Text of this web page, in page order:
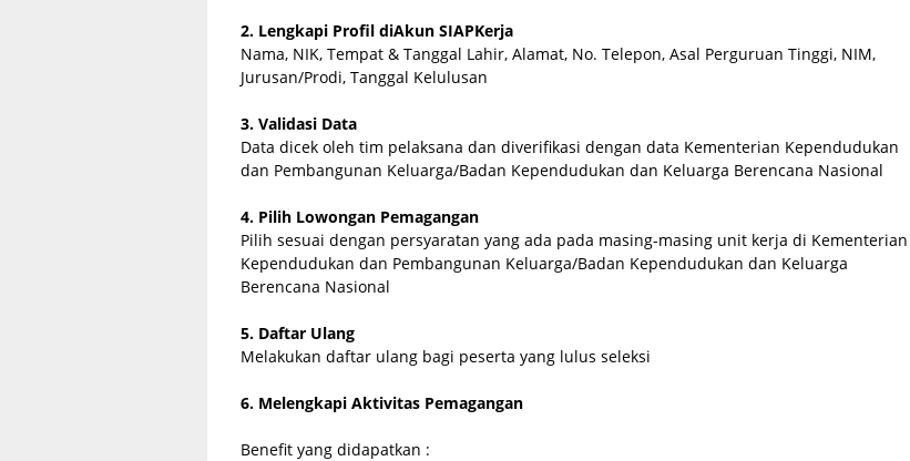
2. Lengkapi Profil diAkun SIAPKerja
Nama, NIK, Tempat & Tanggal Lahir, Alamat, No. Telepon, Asal Perguruan Tinggi, NIM,
Jurusan/Prodi, Tanggal Kelulusan
3. Validasi Data
Data dicek oleh tim pelaksana dan diverifikasi dengan data Kementerian Kependudukan
dan Pembangunan Keluarga/Badan Kependudukan dan Keluarga Berencana Nasional
4. Pilih Lowongan Pemagangan
Pilih sesuai dengan persyaratan yang ada pada masing-masing unit kerja di Kementerian
Kependudukan dan Pembangunan Keluarga/Badan Kependudukan dan Keluarga
Berencana Nasional
5. Daftar Ulang
Melakukan daftar ulang bagi peserta yang lulus seleksi
6. Melengkapi Aktivitas Pemagangan
Benefit yang didapatkan :